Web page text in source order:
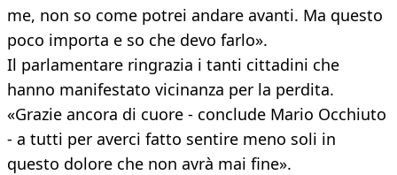
me, non so come potrei andare avanti. Ma questo
poco importa e so che devo farlo».
Il parlamentare ringrazia i tanti cittadini che
hanno manifestato vicinanza per la perdita.
«Grazie ancora di cuore - conclude Mario Occhiuto
- a tutti per averci fatto sentire meno soli in
questo dolore che non avrà mai fine».